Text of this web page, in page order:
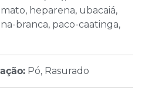
heparena, ubacaiá,
branca, paco-caatinga,
Pó, Rasurado